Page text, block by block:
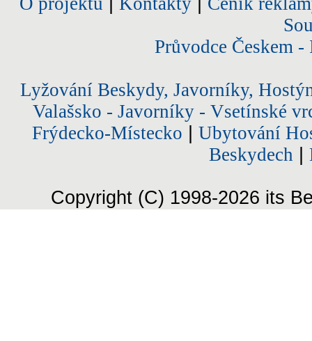
Průvodce Českem
Lyžování Beskydy, Javorníky,
Valašsko - Javorníky - Vsetínské
Frýdecko-Místecko
Ubytování
Beskydech
Copyright (C) 1998-2026 its